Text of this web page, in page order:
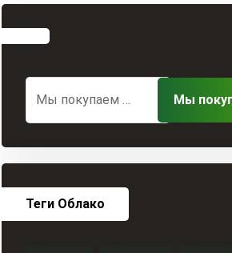
Теги Облако